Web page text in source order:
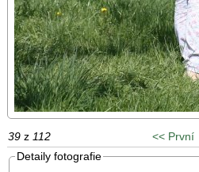
39 z 112
<< První
Detaily fotografie